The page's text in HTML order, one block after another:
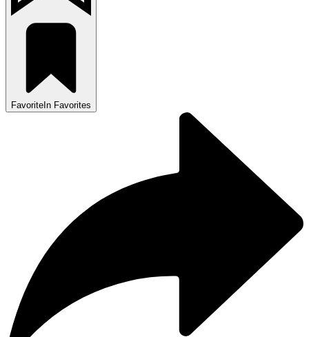
Favorite In Favorites